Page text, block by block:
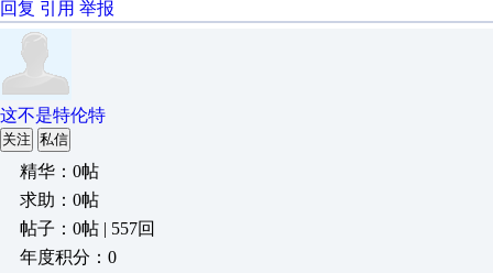
回复 引用 举报
这不是特伦特
关注 私信
精华：0帖
求助：0帖
帖子：0帖 | 557回
年度积分：0